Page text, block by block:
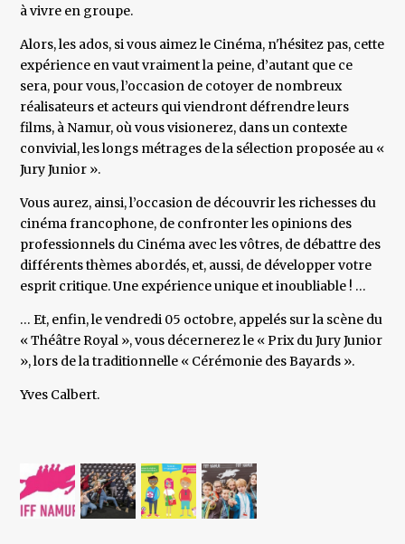
à vivre en groupe.
Alors, les ados, si vous aimez le Cinéma, n'hésitez pas, cette
expérience en vaut vraiment la peine, d’autant que ce
sera, pour vous, l’occasion de cotoyer de nombreux
réalisateurs et acteurs qui viendront défrendre leurs
films, à Namur, où vous visionerez, dans un contexte
convivial, les longs métrages de la sélection proposée au «
Jury Junior ».
Vous aurez, ainsi, l’occasion de découvrir les richesses du
cinéma francophone, de confronter les opinions des
professionnels du Cinéma avec les vôtres, de débattre des
différents thèmes abordés, et, aussi, de développer votre
esprit critique. Une expérience unique et inoubliable ! …
… Et, enfin, le vendredi 05 octobre, appelés sur la scène du
« Théâtre Royal », vous décernerez le « Prix du Jury Junior
», lors de la traditionnelle « Cérémonie des Bayards ».
Yves Calbert.